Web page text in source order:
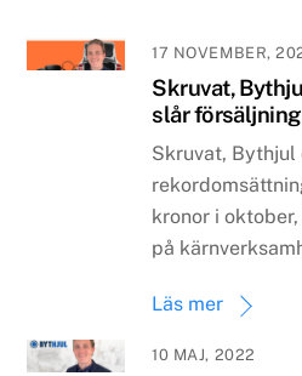
17 NOVEMBER,
Skruvat,
slår
Skruvat,
kronor i
på
Läs mer
10 MAJ, 2022